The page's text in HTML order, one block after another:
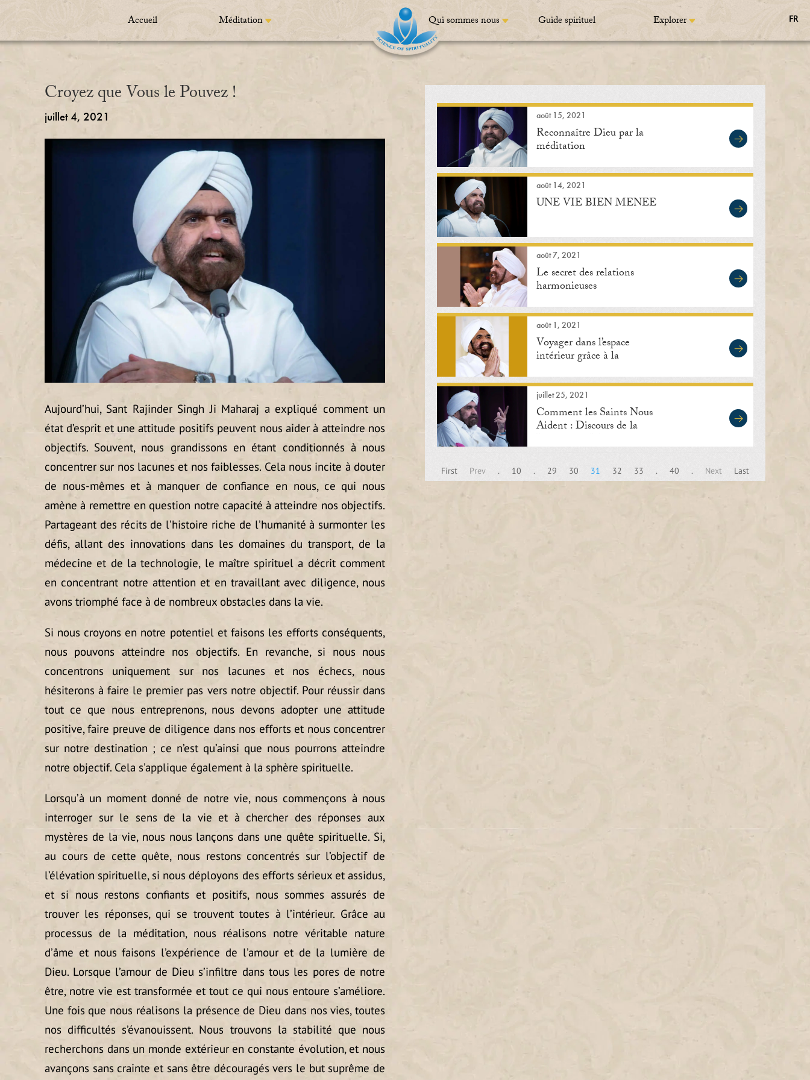
Accueil Méditation Qui sommes nous Guide spirituel Explorer FR
Croyez que Vous le Pouvez !
juillet 4, 2021
Aujourd’hui, Sant Rajinder Singh Ji Maharaj a expliqué comment un
état d’esprit et une attitude positifs peuvent nous aider à atteindre nos
objectifs. Souvent, nous grandissons en étant conditionnés à nous
concentrer sur nos lacunes et nos faiblesses. Cela nous incite à douter
de nous-mêmes et à manquer de confiance en nous, ce qui nous
amène à remettre en question notre capacité à atteindre nos objectifs.
Partageant des récits de l’histoire riche de l’humanité à surmonter les
défis, allant des innovations dans les domaines du transport, de la
médecine et de la technologie, le maître spirituel a décrit comment
en concentrant notre attention et en travaillant avec diligence, nous
avons triomphé face à de nombreux obstacles dans la vie.
Si nous croyons en notre potentiel et faisons les efforts conséquents,
nous pouvons atteindre nos objectifs. En revanche, si nous nous
concentrons uniquement sur nos lacunes et nos échecs, nous
hésiterons à faire le premier pas vers notre objectif. Pour réussir dans
tout ce que nous entreprenons, nous devons adopter une attitude
positive, faire preuve de diligence dans nos efforts et nous concentrer
sur notre destination ; ce n’est qu’ainsi que nous pourrons atteindre
notre objectif. Cela s’applique également à la sphère spirituelle.
Lorsqu’à un moment donné de notre vie, nous commençons à nous
interroger sur le sens de la vie et à chercher des réponses aux
mystères de la vie, nous nous lançons dans une quête spirituelle. Si,
au cours de cette quête, nous restons concentrés sur l’objectif de
l’élévation spirituelle, si nous déployons des efforts sérieux et assidus,
et si nous restons confiants et positifs, nous sommes assurés de
trouver les réponses, qui se trouvent toutes à l’intérieur. Grâce au
processus de la méditation, nous réalisons notre véritable nature
d’âme et nous faisons l’expérience de l’amour et de la lumière de
Dieu. Lorsque l’amour de Dieu s’infiltre dans tous les pores de notre
être, notre vie est transformée et tout ce qui nous entoure s’améliore.
Une fois que nous réalisons la présence de Dieu dans nos vies, toutes
nos difficultés s’évanouissent. Nous trouvons la stabilité que nous
recherchons dans un monde extérieur en constante évolution, et nous
avançons sans crainte et sans être découragés vers le but suprême de
août 15, 2021
Reconnaître Dieu par la
méditation
août 14, 2021
UNE VIE BIEN MENEE
août 7, 2021
Le secret des relations
harmonieuses
août 1, 2021
Voyager dans l’espace
intérieur grâce à la
juillet 25, 2021
Comment les Saints Nous
Aident : Discours de la
First Prev . 10 . 29 30 31 32 33 . 40 . Next Last